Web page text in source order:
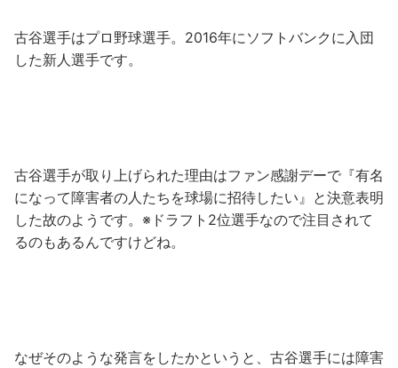
古谷選手はプロ野球選手。2016年にソフトバンクに入団
した新人選手です。
古谷選手が取り上げられた理由はファン感謝デーで『有名
になって障害者の人たちを球場に招待したい』と決意表明
した故のようです。※ドラフト2位選手なので注目されて
るのもあるんですけどね。
なぜそのような発言をしたかというと、古谷選手には障害